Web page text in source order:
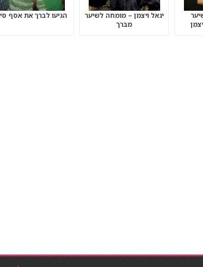
יגאל ויצמן – מומחה לשיער
מברך
הגיעו לברך את אסף